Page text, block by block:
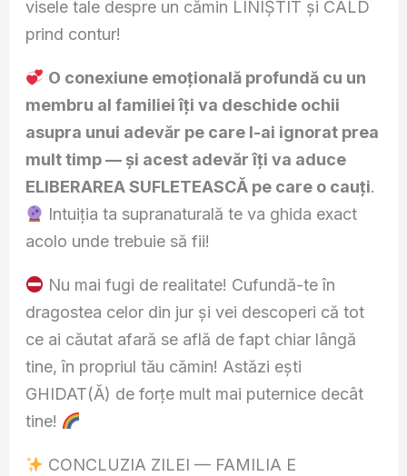
visele tale despre un cămin LINIȘTIT și CALD
prind contur!
O conexiune emoțională profundă cu un
membru al familiei îți va deschide ochii
asupra unui adevăr pe care l-ai ignorat prea
mult timp — și acest adevăr îți va aduce
ELIBERAREA SUFLETEASCĂ pe care o cauți.
Intuiția ta supranaturală te va ghida exact
acolo unde trebuie să fii!
Nu mai fugi de realitate! Cufundă-te în
dragostea celor din jur și vei descoperi că tot
ce ai căutat afară se află de fapt chiar lângă
tine, în propriul tău cămin! Astăzi ești
GHIDAT(Ă) de forțe mult mai puternice decât
tine!
CONCLUZIA ZILEI — FAMILIA E